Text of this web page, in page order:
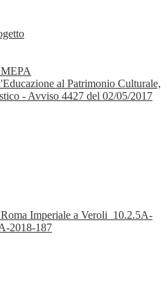
al Patrimonio Culturale,
- Avviso 4427 del 02/05/2017
Imperiale a Veroli_10.2.5A-
2018-187